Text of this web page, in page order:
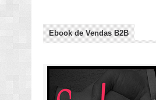
Ebook de Vendas B2B